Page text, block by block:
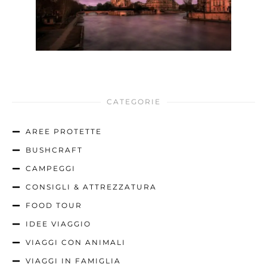
CATEGORIE
AREE PROTETTE
BUSHCRAFT
CAMPEGGI
CONSIGLI & ATTREZZATURA
FOOD TOUR
IDEE VIAGGIO
VIAGGI CON ANIMALI
VIAGGI IN FAMIGLIA